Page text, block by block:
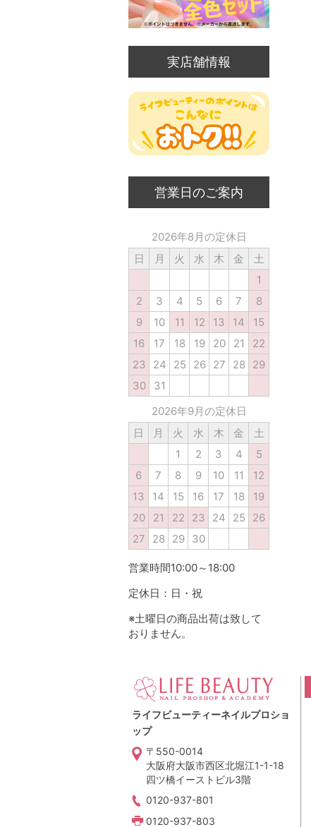
実店舗情報
営業日のご案内
2026年8月の定休日
日
月 火 水 木 金
土
1
2
3 4 5 6 7
8
9
10 11 12 13 14
15
16
17 18 19 20 21
22
23
24 25 26 27 28
29
30
31
2026年9月の定休日
日
月 火 水 木 金
土
1
2 3 4
5
6
7 8 9 10 11
12
13
14 15 16 17 18
19
20
21 22 23 24 25
26
27
28 29 30
営業時間10:00～18:00
定休日：日・祝
※土曜日の商品出荷は致して
おりません。
ライフビューティーネイルプロショ
ップ
〒550-0014
大阪府大阪市西区北堀江1-1-18
四ツ橋イーストビル3階
0120-937-801
0120-937-803